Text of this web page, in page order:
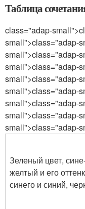
Таблица
class="adap-
small">class="adap-
small">class="adap-
small">class="adap-
small">class="adap-
small">class="adap-
small">class="adap-
small">class="adap-
small">class="adap-
Зеленый цвет,
желтый и его
синего и синий,